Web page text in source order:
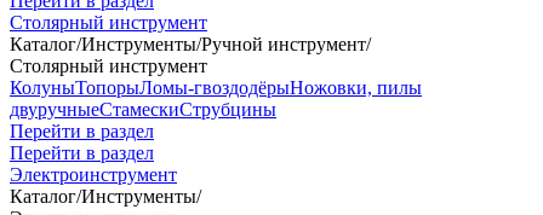
Столярный инструмент
Каталог/Инструменты/Ручной инструмент/
Столярный инструмент
КолуныТопорыЛомы-гвоздодёрыНожовки, пилы
двуручныеСтамескиСтрубцины
Перейти в раздел
Перейти в раздел
Электроинструмент
Каталог/Инструменты/